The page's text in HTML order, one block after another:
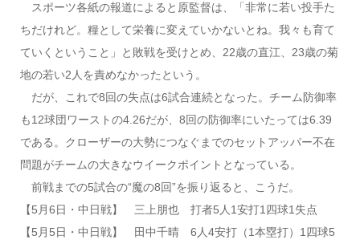
スポーツ各紙の報道によると原監督は、「非常に若い投手た
ちだけれど。糧として栄養に変えていかないとね。我々も育て
ていくということ」と敗戦を受けとめ、22歳の直江、23歳の菊
地の若い2人を責めなかったという。
だが、これで8回の失点は6試合連続となった。チーム防御率
も12球団ワーストの4.26だが、8回の防御率にいたっては6.39
である。クローザーの大勢につなぐまでのセットアッパー不在
問題がチームの大きなウイークポイントとなっている。
前戦までの5試合の“魔の8回”を振り返ると、こうだ。
【5月6日・中日戦】 三上朋也 打者5人1安打1四球1失点
【5月5日・中日戦】 田中千晴 6人4安打（1本塁打）1四球5